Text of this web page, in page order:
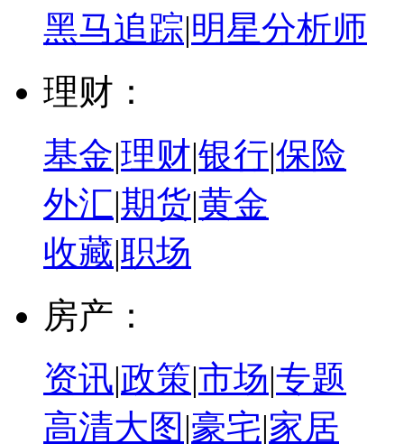
黑马追踪|明星分析师
理财：
基金|理财|银行|保险
外汇|期货|黄金
收藏|职场
房产：
资讯|政策|市场|专题
高清大图 |豪宅|家居